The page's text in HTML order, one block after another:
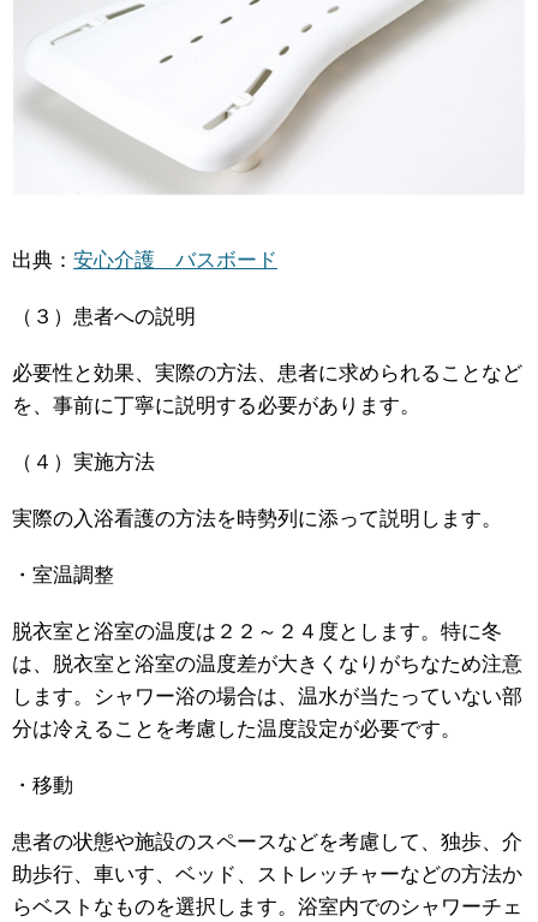
出典： 安心介護 バスボード
（３）患者への説明
必要性と効果、実際の方法、患者に求められることなど
を、事前に丁寧に説明する必要があります。
（４）実施方法
実際の入浴看護の方法を時勢列に添って説明します。
・室温調整
脱衣室と浴室の温度は２２～２４度とします。特に冬
は、脱衣室と浴室の温度差が大きくなりがちなため注意
します。シャワー浴の場合は、温水が当たっていない部
分は冷えることを考慮した温度設定が必要です。
・移動
患者の状態や施設のスペースなどを考慮して、独歩、介
助歩行、車いす、ベッド、ストレッチャーなどの方法か
らベストなものを選択します。浴室内でのシャワーチェ